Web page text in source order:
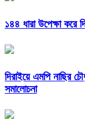
১৪৪ ধারা উপেক্ষা করে
দিরাইয়ে এমপি নাছির
সমালোচনা